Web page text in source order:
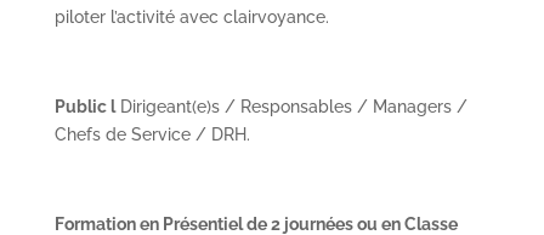
piloter l’activité avec clairvoyance.
Public lDirigeant(e)s / Responsables / Managers /
Chefs de Service / DRH.
Formation en Présentiel de 2 journées ou en Classe